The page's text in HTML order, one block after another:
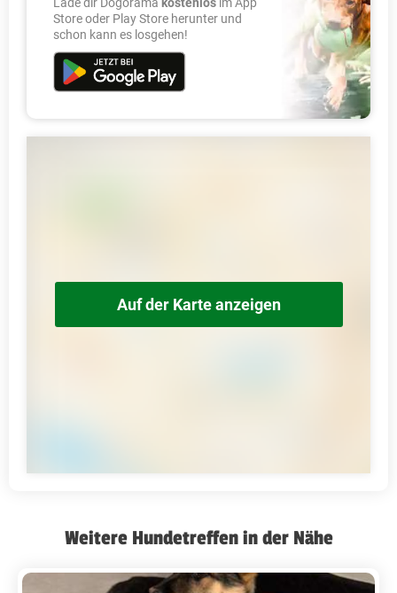
Lade dir Dogorama kostenlos im App
Store oder Play Store herunter und
schon kann es losgehen!
Auf der Karte anzeigen
Weitere Hundetreffen in der Nähe